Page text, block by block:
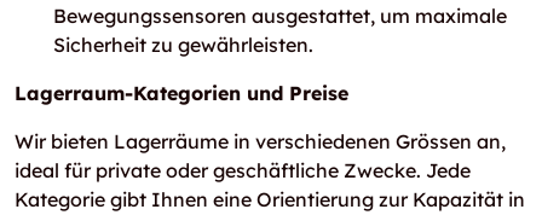
Bewegungssensoren ausgestattet, um maximale
Sicherheit zu gewährleisten.
Lagerraum-Kategorien und Preise
Wir bieten Lagerräume in verschiedenen Grössen an,
ideal für private oder geschäftliche Zwecke. Jede
Kategorie gibt Ihnen eine Orientierung zur Kapazität in